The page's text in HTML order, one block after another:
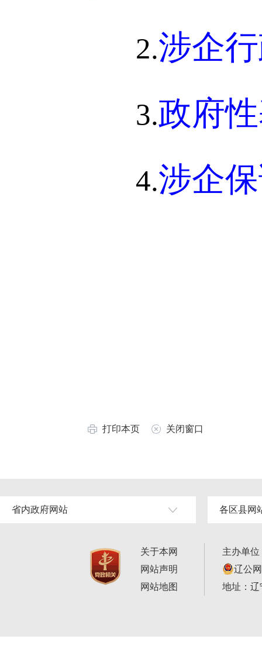
2.涉企
3.政府
4.涉企
打印本页 关闭窗口
省内政府网站 各区县网
关于本网
网站声明
网站地图
主办单
辽公
地址：辽